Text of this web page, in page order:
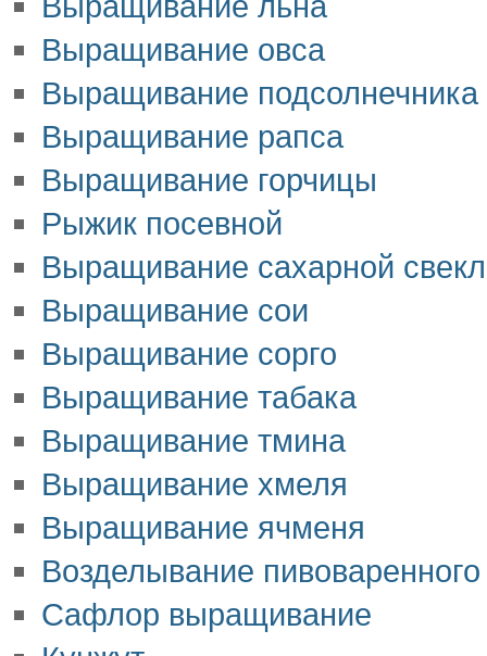
Выращивание овса
Выращивание подсолнечника
Выращивание рапса
Выращивание горчицы
Рыжик посевной
Выращивание сахарной
Выращивание сои
Выращивание сорго
Выращивание табака
Выращивание тмина
Выращивание хмеля
Выращивание ячменя
Возделывание
Сафлор выращивание